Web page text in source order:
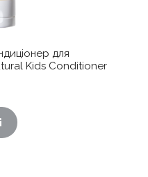
для
Kids Conditioner